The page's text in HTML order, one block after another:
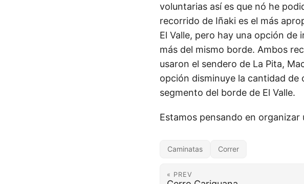
voluntarias así es que nó he
recorrido de Iñaki es el más
El Valle, pero hay una opción
más del mismo borde. Ambos
usaron el sendero de La Pita,
opción disminuye la cantidad de
segmento del borde de El Valle.
Estamos pensando en
Caminatas Correr
« PREV